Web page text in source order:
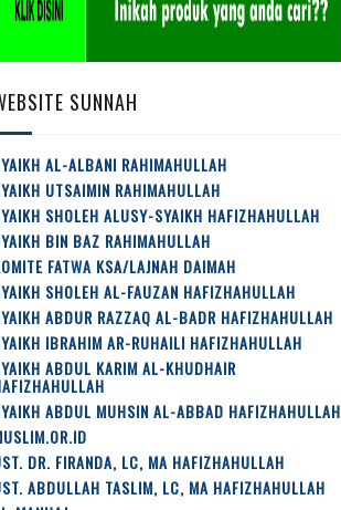
SUNNAH
AL-ALBANI RAHIMAHULLAH
UTSAIMIN RAHIMAHULLAH
SHOLEH ALUSY-SYAIKH HAFIZHAHULLAH
BIN BAZ RAHIMAHULLAH
FATWA KSA/LAJNAH DAIMAH
SHOLEH AL-FAUZAN HAFIZHAHULLAH
ABDUR RAZZAQ AL-BADR HAFIZHAHULLAH
IBRAHIM AR-RUHAILI HAFIZHAHULLAH
ABDUL KARIM AL-KHUDHAIR
ABDUL MUHSIN AL-ABBAD HAFIZHAHULLAH
DR. FIRANDA, LC, MA HAFIZHAHULLAH
ABDULLAH TASLIM, LC, MA HAFIZHAHULLAH